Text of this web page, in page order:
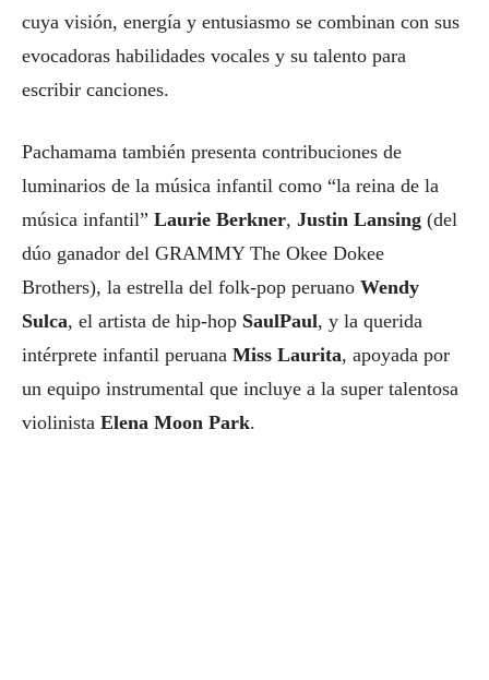
cuya visión, energía y entusiasmo se combinan con sus
evocadoras habilidades vocales y su talento para
escribir canciones.
Pachamama también presenta contribuciones de
luminarios de la música infantil como “la reina de la
música infantil” Laurie Berkner, Justin Lansing (del
dúo ganador del GRAMMY The Okee Dokee
Brothers), la estrella del folk-pop peruano Wendy
Sulca, el artista de hip-hop SaulPaul, y la querida
intérprete infantil peruana Miss Laurita, apoyada por
un equipo instrumental que incluye a la super talentosa
violinista Elena Moon Park.